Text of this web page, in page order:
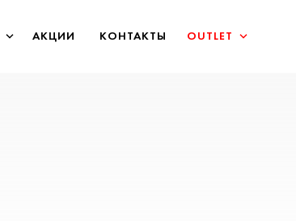
АКЦИИ КОНТАКТЫ OUTLET